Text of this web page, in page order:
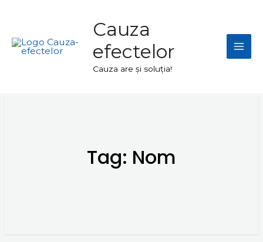
content
Cauza
efectelor
Cauza are și soluția!
Tag: Nom